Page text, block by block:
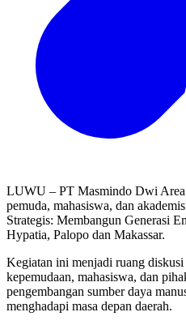
LUWU – PT Masmindo Dwi
pemuda, mahasiswa, dan
Strategis: Membangun Generasi
Hypatia, Palopo dan Makassar.
Kegiatan ini menjadi ruang diskusi
kepemudaan, mahasiswa, dan
pengembangan sumber daya
menghadapi masa depan daerah.